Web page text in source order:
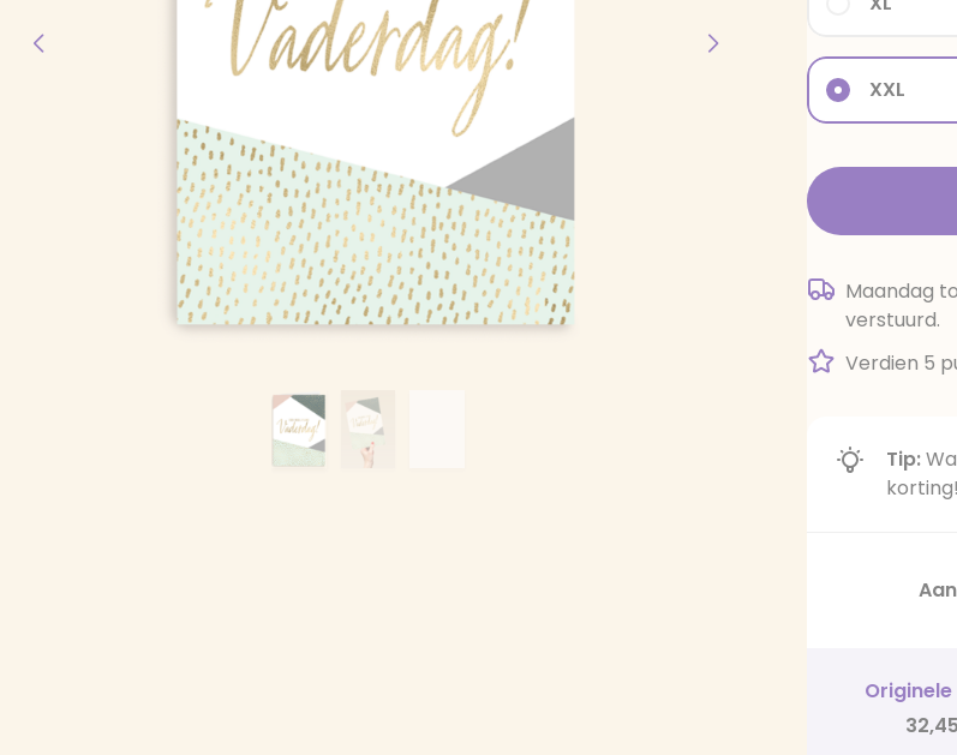
XXL
Maandag
verstuurd.
Verdien 5
Tip:
korting!
32,45